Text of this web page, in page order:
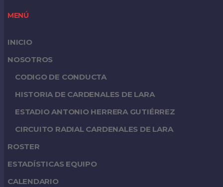
MENÚ
INICIO
NOSOTROS
CODIGO DE CONDUCTA
HISTORIA DE CARDENALES DE LARA
ESTADIO ANTONIO HERRERA GUTIÉRREZ
CIRCUITO RADIAL CARDENALES DE LARA
ROSTER
ESTADÍSTICAS EQUIPO
CALENDARIO